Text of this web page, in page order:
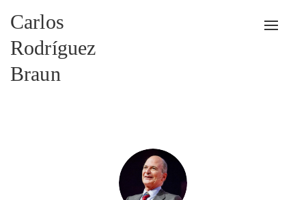
Carlos
Rodríguez
Braun